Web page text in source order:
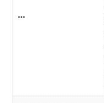
...